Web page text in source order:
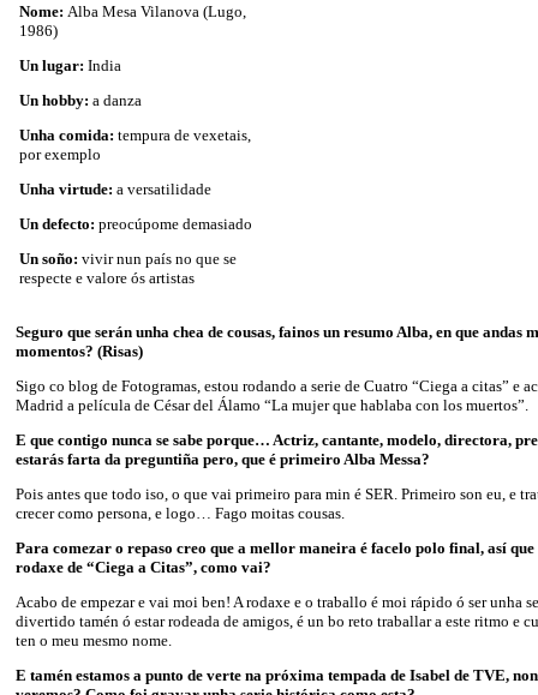
Nome: Alba Mesa Vilanova (Lugo,
1986)
Un lugar: India
Un hobby: a danza
Unha comida: tempura de vexetais,
por exemplo
Unha virtude: a versatilidade
Un defecto: preocúpome demasiado
Un soño: vivir nun país no que se
respecte e valore ós artistas
Seguro que serán unha chea de cousas, fainos un resumo Alba, en que andas
momentos? (Risas)
Sigo co blog de Fotogramas, estou rodando a serie de Cuatro “Ciega a citas” e
Madrid a película de César del Álamo “La mujer que hablaba con los muertos”.
E que contigo nunca se sabe porque… Actriz, cantante, modelo, directora,
estarás farta da preguntiña pero, que é primeiro Alba Messa?
Pois antes que todo iso, o que vai primeiro para min é SER. Primeiro son eu, e
crecer como persona, e logo… Fago moitas cousas.
Para comezar o repaso creo que a mellor maneira é facelo polo final, así que
rodaxe de “Ciega a Citas”, como vai?
Acabo de empezar e vai moi ben! A rodaxe e o traballo é moi rápido ó ser unha
divertido tamén ó estar rodeada de amigos, é un bo reto traballar a este ritmo e
ten o meu mesmo nome.
E tamén estamos a punto de verte na próxima tempada de Isabel de TVE,